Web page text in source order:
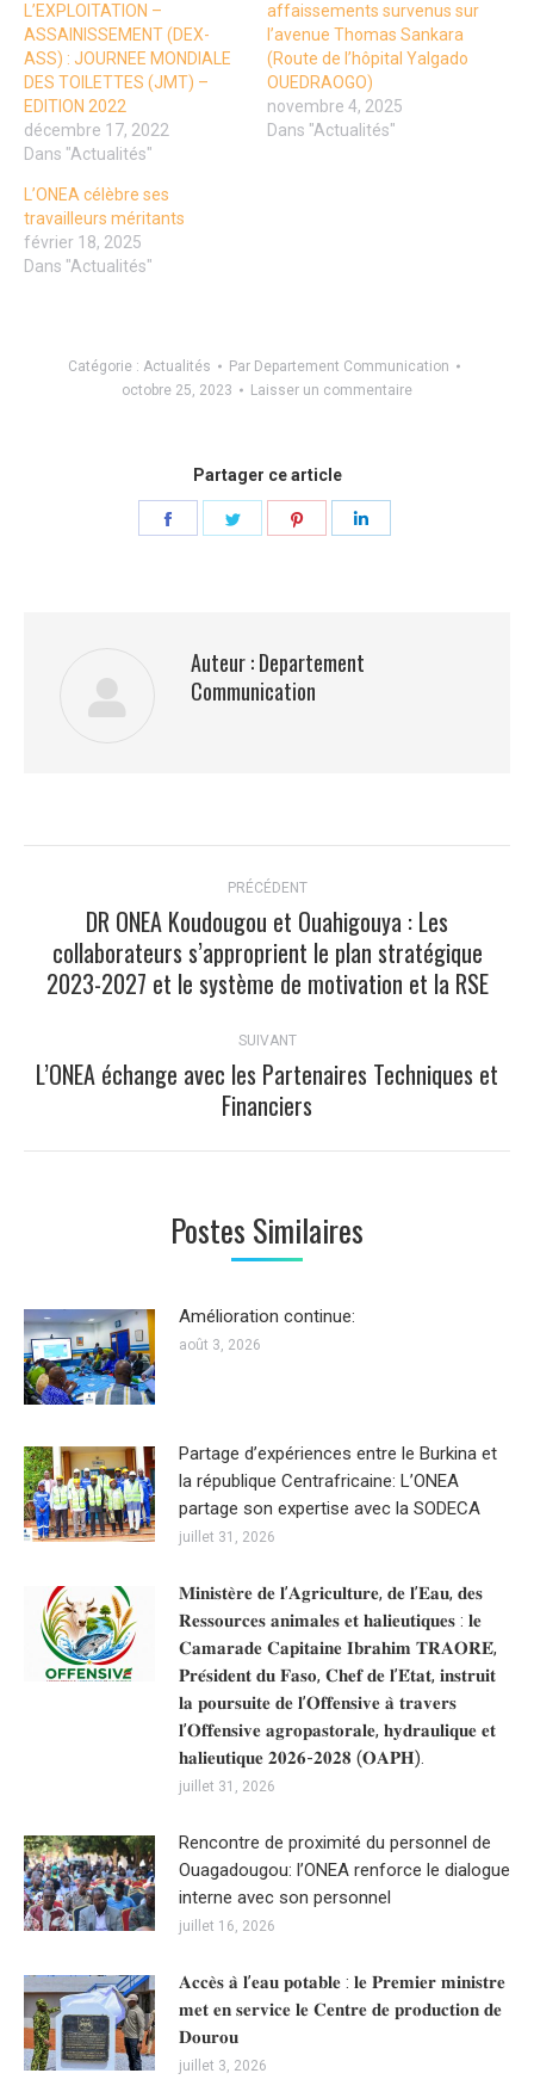
L’EXPLOITATION –
ASSAINISSEMENT (DEX-
ASS) : JOURNEE MONDIALE
DES TOILETTES (JMT) –
EDITION 2022
décembre 17, 2022
Dans "Actualités"
affaissements survenus sur
l’avenue Thomas Sankara
(Route de l’hôpital Yalgado
OUEDRAOGO)
novembre 4, 2025
Dans "Actualités"
L’ONEA célèbre ses
travailleurs méritants
février 18, 2025
Dans "Actualités"
Catégorie : Actualités Par Departement Communication
octobre 25, 2023
Laisser un commentaire
Partager ce article
Partager Partager Partager
Auteur :Departement
Communication
Navigation
article PRÉCÉDENT
Article
précédent
DR ONEA Koudougou et Ouahigouya : Les
collaborateurs s’approprient le plan stratégique
2023-2027 et le système de motivation et la RSE
SUIVANT
Article
suivant
L’ONEA échange avec les Partenaires Techniques et
Financiers
Postes Similaires
Amélioration continue:
août 3, 2026
Partage d’expériences entre le Burkina et
la république Centrafricaine: L’ONEA
partage son expertise avec la SODECA
juillet 31, 2026
𝐌𝐢𝐧𝐢𝐬𝐭𝐞̀𝐫𝐞 𝐝𝐞 𝐥’𝐀𝐠𝐫𝐢𝐜𝐮𝐥𝐭𝐮𝐫𝐞, 𝐝𝐞 𝐥’𝐄𝐚𝐮, 𝐝𝐞𝐬
𝐑𝐞𝐬𝐬𝐨𝐮𝐫𝐜𝐞𝐬 𝐚𝐧𝐢𝐦𝐚𝐥𝐞𝐬 𝐞𝐭 𝐡𝐚𝐥𝐢𝐞𝐮𝐭𝐢𝐪𝐮𝐞𝐬 : 𝐥𝐞
𝐂𝐚𝐦𝐚𝐫𝐚𝐝𝐞 𝐂𝐚𝐩𝐢𝐭𝐚𝐢𝐧𝐞 𝐈𝐛𝐫𝐚𝐡𝐢𝐦 𝐓𝐑𝐀𝐎𝐑𝐄́,
𝐏𝐫𝐞́𝐬𝐢𝐝𝐞𝐧𝐭 𝐝𝐮 𝐅𝐚𝐬𝐨, 𝐂𝐡𝐞𝐟 𝐝𝐞 𝐥’𝐄́𝐭𝐚𝐭, 𝐢𝐧𝐬𝐭𝐫𝐮𝐢𝐭
𝐥𝐚 𝐩𝐨𝐮𝐫𝐬𝐮𝐢𝐭𝐞 𝐝𝐞 𝐥’𝐎𝐟𝐟𝐞𝐧𝐬𝐢𝐯𝐞 𝐚̀ 𝐭𝐫𝐚𝐯𝐞𝐫𝐬
𝐥’𝐎𝐟𝐟𝐞𝐧𝐬𝐢𝐯𝐞 𝐚𝐠𝐫𝐨𝐩𝐚𝐬𝐭𝐨𝐫𝐚𝐥𝐞, 𝐡𝐲𝐝𝐫𝐚𝐮𝐥𝐢𝐪𝐮𝐞 𝐞𝐭
𝐡𝐚𝐥𝐢𝐞𝐮𝐭𝐢𝐪𝐮𝐞 𝟐𝟎𝟐𝟔-𝟐𝟎𝟐𝟖 (𝐎𝐀𝐏𝐇).
juillet 31, 2026
Rencontre de proximité du personnel de
Ouagadougou: l’ONEA renforce le dialogue
interne avec son personnel
juillet 16, 2026
𝐀𝐜𝐜𝐞̀𝐬 𝐚̀ 𝐥’𝐞𝐚𝐮 𝐩𝐨𝐭𝐚𝐛𝐥𝐞 : 𝐥𝐞 𝐏𝐫𝐞𝐦𝐢𝐞𝐫 𝐦𝐢𝐧𝐢𝐬𝐭𝐫𝐞
𝐦𝐞𝐭 𝐞𝐧 𝐬𝐞𝐫𝐯𝐢𝐜𝐞 𝐥𝐞 𝐂𝐞𝐧𝐭𝐫𝐞 𝐝𝐞 𝐩𝐫𝐨𝐝𝐮𝐜𝐭𝐢𝐨𝐧 𝐝𝐞
𝐃𝐨𝐮𝐫𝐨𝐮
juillet 3, 2026